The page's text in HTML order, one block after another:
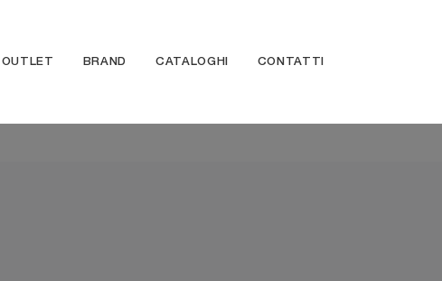
OUTLET BRAND CATALOGHI CONTATTI